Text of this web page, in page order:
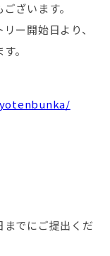
ざいます。
ー開始日より、
。
までにご提出くだ